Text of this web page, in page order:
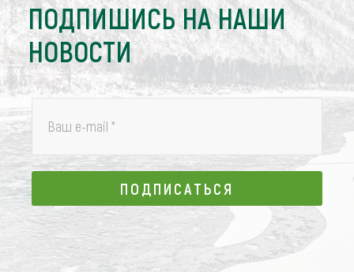
ПОДПИШИСЬ НА НАШИ
НОВОСТИ
Ваш e-mail *
ПОДПИСАТЬСЯ
ПОДПИСАТЬСЯ